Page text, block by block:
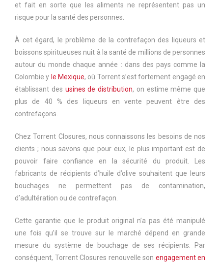
et fait en sorte que les aliments ne représentent pas un
risque pour la santé des personnes.
À cet égard, le problème de la contrefaçon des liqueurs et
boissons spiritueuses nuit à la santé de millions de personnes
autour du monde chaque année : dans des pays comme la
Colombie y le Mexique, où Torrent s’est fortement engagé en
établissant des usines de distribution, on estime même que
plus de 40 % des liqueurs en vente peuvent être des
contrefaçons.
Chez Torrent Closures, nous connaissons les besoins de nos
clients ; nous savons que pour eux, le plus important est de
pouvoir faire confiance en la sécurité du produit. Les
fabricants de récipients d’huile d’olive souhaitent que leurs
bouchages ne permettent pas de contamination,
d’adultération ou de contrefaçon.
Cette garantie que le produit original n’a pas été manipulé
une fois qu’il se trouve sur le marché dépend en grande
mesure du système de bouchage de ses récipients. Par
conséquent, Torrent Closures renouvelle son engagement en